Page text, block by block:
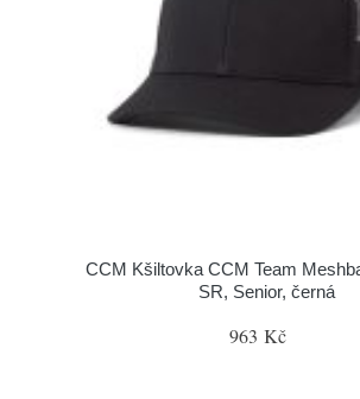
CCM Kšiltovka CCM Team
SR, Senior, černá
963 Kč